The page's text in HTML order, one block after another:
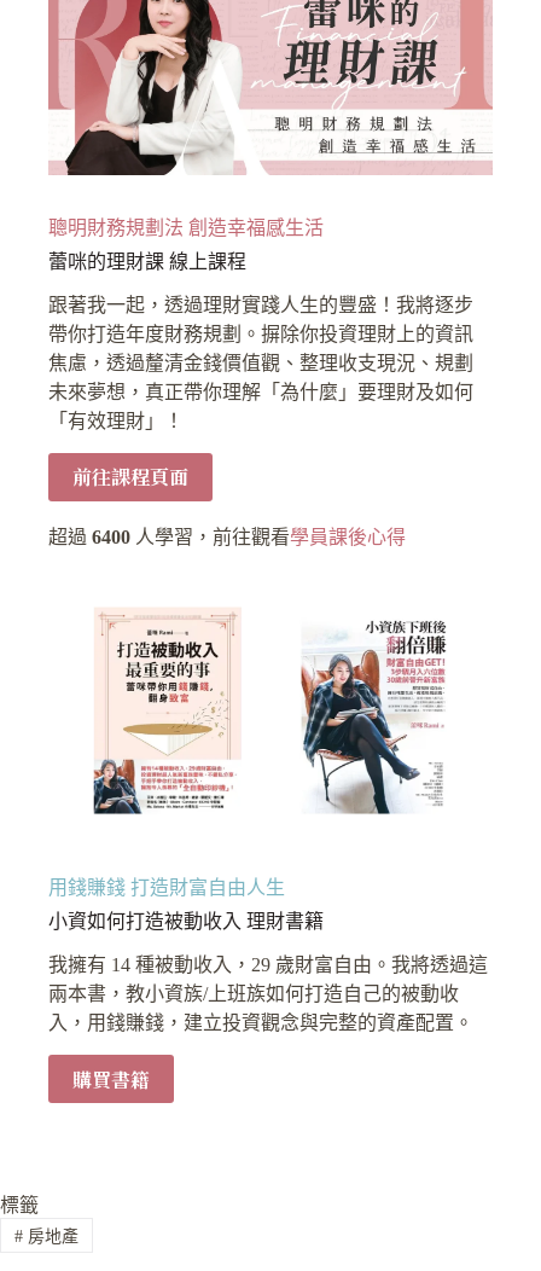
聰明財務規劃法 創造幸福感生活
蕾咪的理財課 線上課程
跟著我一起，透過理財實踐人生的豐盛！我將逐步
帶你打造年度財務規劃。摒除你投資理財上的資訊
焦慮，透過釐清金錢價值觀、整理收支現況、規劃
未來夢想，真正帶你理解「為什麼」要理財及如何
「有效理財」！
前往課程頁面
超過6400 人學習，前往觀看學員課後心得
用錢賺錢 打造財富自由人生
小資如何打造被動收入 理財書籍
我擁有 14 種被動收入，29 歲財富自由。我將透過這
兩本書，教小資族/上班族如何打造自己的被動收
入，用錢賺錢，建立投資觀念與完整的資產配置。
購買書籍
標籤
#房地產